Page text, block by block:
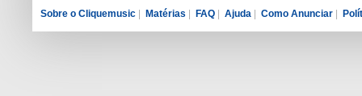
Sobre o Cliquemusic Matérias FAQ Ajuda Como Anunciar